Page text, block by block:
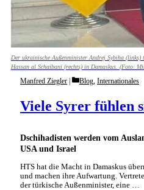
Der ukrainische Außenminister Andrej Sybiha (links)
Hassan al Schaibani (rechts) in Damaskus. (Foto:
Dschihadisten werden vom
USA und Israel
Viele Syrer fühlen
Manfred Ziegler Categories
Blog, Internationales
HTS hat die Macht in Damaskus
und machen ihre Aufwartung.
der türkische Außenminister, eine …